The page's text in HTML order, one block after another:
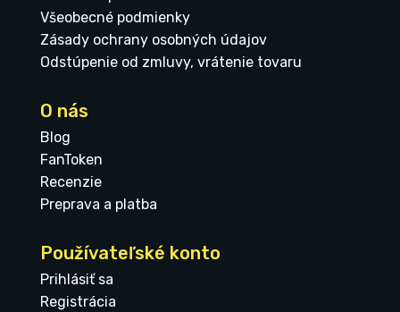
Všeobecné podmienky
Zásady ochrany osobných údajov
Odstúpenie od zmluvy, vrátenie tovaru
O nás
Blog
FanToken
Recenzie
Preprava a platba
Používateľské konto
Prihlásiť sa
Registrácia